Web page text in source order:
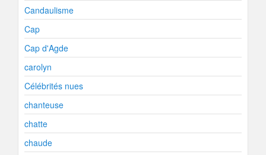
Candaulisme
Cap
Cap d'Agde
carolyn
Célébrités nues
chanteuse
chatte
chaude